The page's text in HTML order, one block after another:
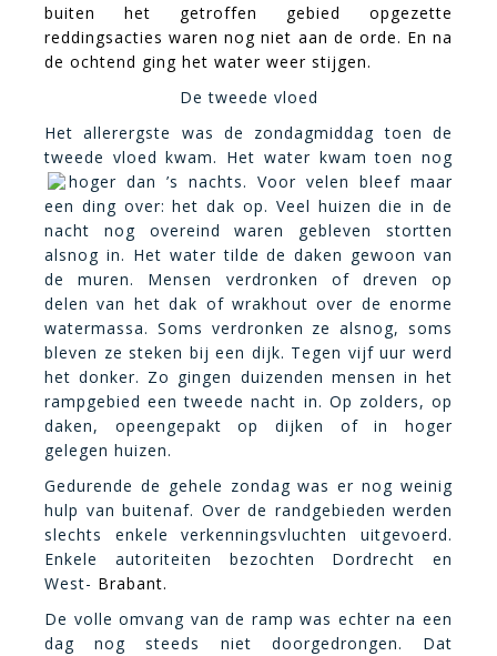
buiten het getroffen gebied opgezette
reddingsacties waren nog niet aan de orde. En na
de ochtend ging het water weer stijgen.
De tweede vloed
Het allerergste was de zondagmiddag toen de
tweede vloed kwam. Het water kwam toen nog
hoger dan ’s nachts. Voor velen bleef maar
een ding over: het dak op. Veel huizen die in de
nacht nog overeind waren gebleven stortten
alsnog in. Het water tilde de daken gewoon van
de muren. Mensen verdronken of dreven op
delen van het dak of wrakhout over de enorme
watermassa. Soms verdronken ze alsnog, soms
bleven ze steken bij een dijk. Tegen vijf uur werd
het donker. Zo gingen duizenden mensen in het
rampgebied een tweede nacht in. Op zolders, op
daken, opeengepakt op dijken of in hoger
gelegen huizen.
Gedurende de gehele zondag was er nog weinig
hulp van buitenaf. Over de randgebieden werden
slechts enkele verkenningsvluchten uitgevoerd.
Enkele autoriteiten bezochten Dordrecht en
West- Brabant.
De volle omvang van de ramp was echter na een
dag nog steeds niet doorgedrongen. Dat